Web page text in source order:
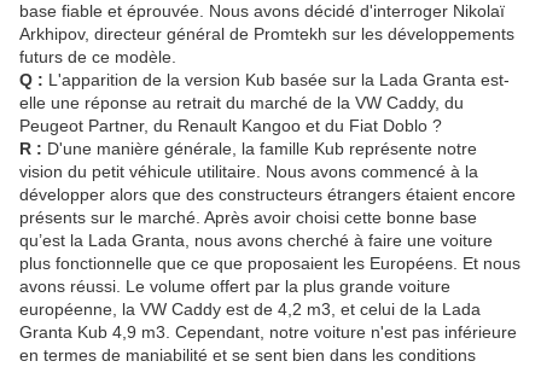
base fiable et éprouvée. Nous avons décidé d'interroger Nikolaï
Arkhipov, directeur général de Promtekh sur les développements
futurs de ce modèle.
Q : L'apparition de la version Kub basée sur la Lada Granta est-
elle une réponse au retrait du marché de la VW Caddy, du
Peugeot Partner, du Renault Kangoo et du Fiat Doblo ?
R : D'une manière générale, la famille Kub représente notre
vision du petit véhicule utilitaire. Nous avons commencé à la
développer alors que des constructeurs étrangers étaient encore
présents sur le marché. Après avoir choisi cette bonne base
qu’est la Lada Granta, nous avons cherché à faire une voiture
plus fonctionnelle que ce que proposaient les Européens. Et nous
avons réussi. Le volume offert par la plus grande voiture
européenne, la VW Caddy est de 4,2 m3, et celui de la Lada
Granta Kub 4,9 m3. Cependant, notre voiture n'est pas inférieure
en termes de maniabilité et se sent bien dans les conditions